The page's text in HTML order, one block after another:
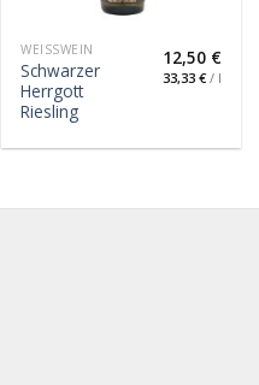
WEISSWEIN
Schwarzer
Herrgott
Riesling
12,50 €
33,33 €/ l